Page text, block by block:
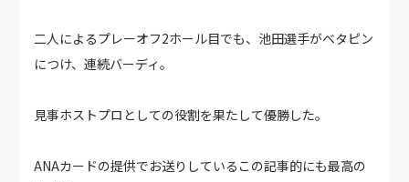
二人によるプレーオフ2ホール目でも、池田選手がベタピン
につけ、連続バーディ。
見事ホストプロとしての役割を果たして優勝した。
ANAカードの提供でお送りしているこの記事的にも最高の